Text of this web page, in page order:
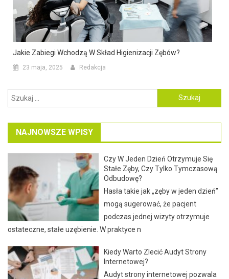
Jakie Zabiegi Wchodzą W Skład Higienizacji Zębów?
23 maja, 2025 Redakcja
Szukaj:
NAJNOWSZE WPISY
Czy W Jeden Dzień Otrzymuje Się
Stałe Zęby, Czy Tylko Tymczasową
Odbudowę?
Hasła takie jak „zęby w jeden dzień”
mogą sugerować, że pacjent
podczas jednej wizyty otrzymuje
ostateczne, stałe uzębienie. W praktyce n
Kiedy Warto Zlecić Audyt Strony
Internetowej?
Audyt strony internetowej pozwala